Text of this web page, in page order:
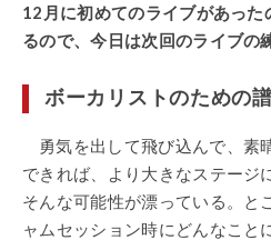
12月に初めてのライブがあっ
るので、今日は次回のライブの
ボーカリストのための
勇気を出して飛び込んで、素
できれば、より大きなステージ
そんな可能性が漂っている。と
ャムセッション時にどんなこと